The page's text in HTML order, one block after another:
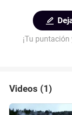
¡Tu
Videos (1)